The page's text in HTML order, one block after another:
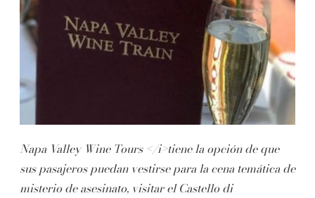
Napa Valley Wine Tours </i>tiene la opción de que
sus pasajeros puedan vestirse para la cena temática de
misterio de asesinato, visitar elCastello di